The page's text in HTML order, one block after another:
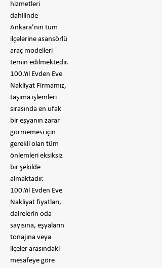
hizmetleri
dahilinde
Ankara’nın tüm
ilçelerine asansörlü
araç modelleri
temin edilmektedir.
100.Yıl Evden Eve
Nakliyat Firmamız,
taşıma işlemleri
sırasında en ufak
bir eşyanın zarar
görmemesi için
gerekli olan tüm
önlemleri eksiksiz
bir şekilde
almaktadır.
100.Yıl Evden Eve
Nakliyat fiyatları,
dairelerin oda
sayısına, eşyaların
tonajına veya
ilçeler arasındaki
mesafeye göre